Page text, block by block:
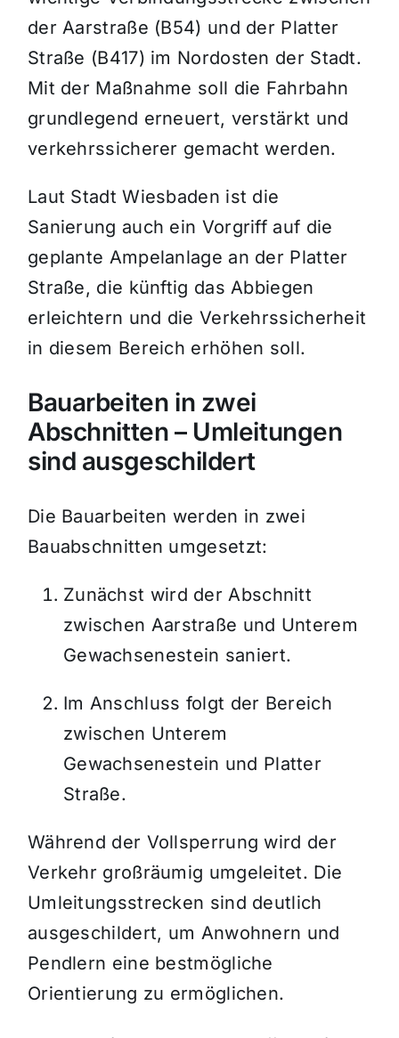
der Aarstraße (B54) und der Platter
Straße (B417) im Nordosten der Stadt.
Mit der Maßnahme soll die Fahrbahn
grundlegend erneuert, verstärkt und
verkehrssicherer gemacht werden.
Laut Stadt Wiesbaden ist die
Sanierung auch ein Vorgriff auf die
geplante Ampelanlage an der Platter
Straße, die künftig das Abbiegen
erleichtern und die Verkehrssicherheit
in diesem Bereich erhöhen soll.
Bauarbeiten in zwei
Abschnitten – Umleitungen
sind ausgeschildert
Die Bauarbeiten werden in zwei
Bauabschnitten umgesetzt:
Zunächst wird der Abschnitt
zwischen Aarstraße und Unterem
Gewachsenestein saniert.
Im Anschluss folgt der Bereich
zwischen Unterem
Gewachsenestein und Platter
Straße.
Während der Vollsperrung wird der
Verkehr großräumig umgeleitet. Die
Umleitungsstrecken sind deutlich
ausgeschildert, um Anwohnern und
Pendlern eine bestmögliche
Orientierung zu ermöglichen.